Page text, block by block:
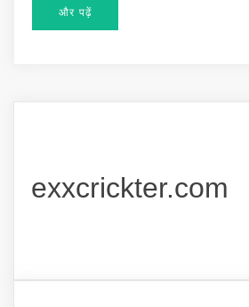
और पढ़ें
exxcrickter.com